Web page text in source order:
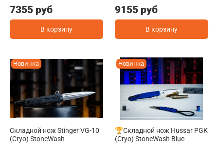
7355 руб
В корзину
9155 руб
В корзину
Новинка
Складной нож Stinger VG-10
(Cryo) StoneWash
Новинка
🏆Складной нож Hussar PGK
(Cryo) StoneWash Blue